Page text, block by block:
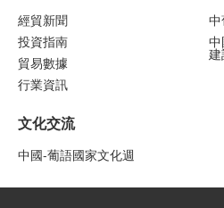
經貿新聞
投資指南
貿易數據
行業資訊
文化交流
中國-葡語國家文化週